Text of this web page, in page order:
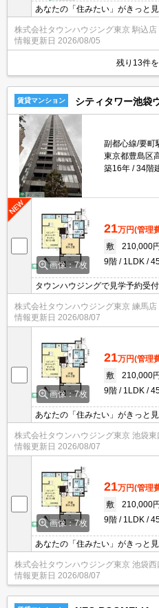
あなたの「住みたい」がきっと
揃えた賃貸物件！お気軽にご相
ウジングへお任せください！
株式会社タウンハウジング東京 駒込店
情報更新日 2026/08/05
残り13件
賃貸マンション シティタワー池袋
副都心線/要町
東京都豊島区
築16年
34階
画像：7枚
21万円(管理
敷
210,000円
9階
1LDK
タウンハウジングで見学予約受
きる設備仕様！駅前商業施設の
株式会社タウンハウジング東京 練馬店
情報更新日 2026/08/07
画像：7枚
21万円(管理
敷
210,000円
9階
1LDK
あなたの「住みたい」がきっと
揃えた賃貸物件！お気軽にご相
ウジングへお任せください！
株式会社タウンハウジング東京 池袋東
情報更新日 2026/08/07
画像：7枚
21万円(管理
敷
210,000円
9階
1LDK
あなたの「住みたい」がきっと
揃えた賃貸物件！お気軽にご相
ウジングへお任せください！
株式会社タウンハウジング東京 池袋西
情報更新日 2026/08/07